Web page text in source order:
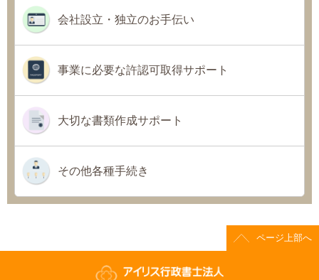
会社設立・独立のお手伝い
事業に必要な許認可取得サポート
大切な書類作成サポート
その他各種手続き
ページ上部へ